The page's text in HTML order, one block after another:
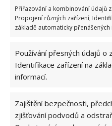
Přiřazování a kombinování údajů
Propojení různých zařízení,
základě automaticky
Používání přesných údajů o
Identifikace zařízení na
informací.
Zajištění bezpečnosti,
zjišťování podvodů a
blízkosti vchodů
kousky thuje. Pomohou i
bylinky, jako jsou máta,
Uvidíte, že se všichni
k sousedovi.
Zdroj: GardeningKnowHow